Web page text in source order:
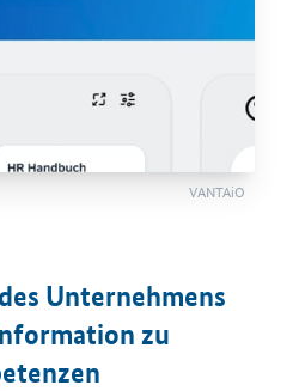
VANTAiO
Unternehmens
zu